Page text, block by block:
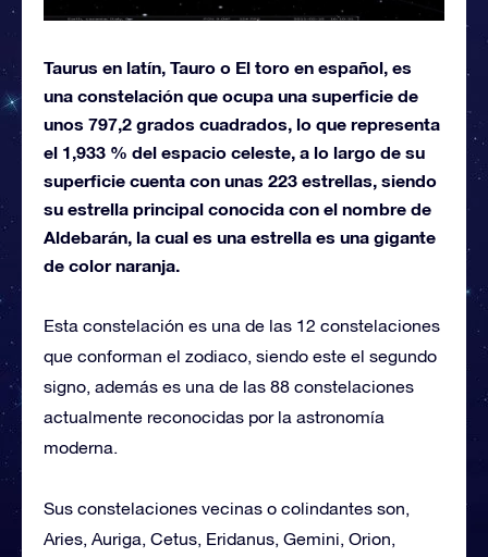
Taurus en latín, Tauro o El toro en español, es
una constelación que ocupa una superficie de
unos 797,2 grados cuadrados, lo que representa
el 1,933 % del espacio celeste, a lo largo de su
superficie cuenta con unas 223 estrellas, siendo
su estrella principal conocida con el nombre de
Aldebarán, la cual es una estrella es una gigante
de color naranja.
Esta constelación es una de las 12 constelaciones
que conforman el zodiaco, siendo este el segundo
signo, además es una de las 88 constelaciones
actualmente reconocidas por la astronomía
moderna.
Sus constelaciones vecinas o colindantes son,
Aries, Auriga, Cetus, Eridanus, Gemini, Orion,